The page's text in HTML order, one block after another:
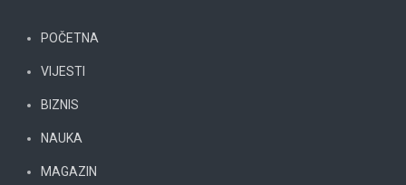
POČETNA
VIJESTI
BIZNIS
NAUKA
MAGAZIN